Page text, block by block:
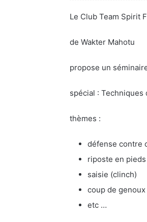
Le Club Team Spirit
de Wakter Mahotu
propose un
spécial : Techniques
thèmes :
défense contre
riposte en
saisie (clinch)
coup de genoux
etc …